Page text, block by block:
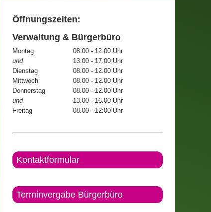
Öffnungszeiten:
Verwaltung & Bürgerbüro
Montag
08.00 - 12.00 Uhr
und
13.00 - 17.00 Uhr
Dienstag
08.00 - 12.00 Uhr
Mittwoch
08.00 - 12.00 Uhr
Donnerstag
08.00 - 12.00 Uhr
und
13.00 - 16.00 Uhr
Freitag
08.00 - 12:00 Uhr
Kontaktformular
Terminvergabe Bürgerbüro